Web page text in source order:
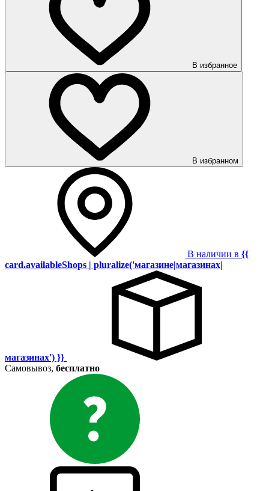
В избранное
В избранном
В наличии в {{
card.availableShops | pluralize('магазине|магазинах|
магазинах') }}
Самовывоз, бесплатно